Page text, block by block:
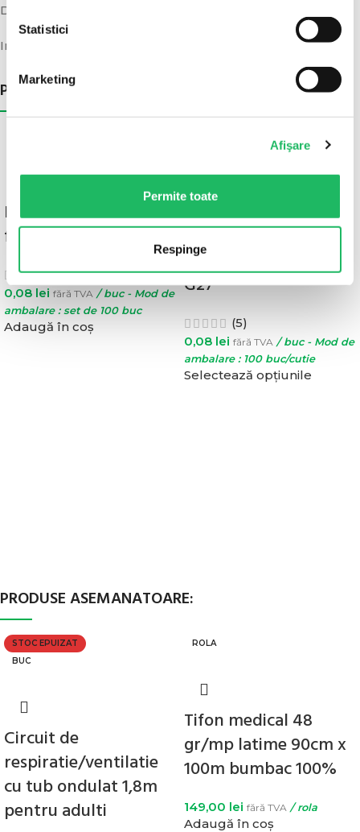
Statistici
Marketing
Afişare
Permite toate
Respinge
Din celuloză.
Importator: SC ALPHA NED 2000 EXIM SRL
POATE AI NEVOIE SI DE:
Botosi (cipici) de unica
folosinta
(4)
0,08 lei fără TVA / buc - Mod de
ambalare : set de 100 buc
Adaugă în coș
Ace seringa diverse
marimi G18, G20, G21,
G22, G23, G25, G26,
G27
(5)
0,08 lei fără TVA / buc - Mod de
ambalare : 100 buc/cutie
Selectează opțiunile
PRODUSE ASEMANATOARE:
STOC EPUIZAT
BUC
Circuit de
respiratie/ventilatie
cu tub ondulat 1,8m
pentru adulti
ROLA
Tifon medical 48
gr/mp latime 90cm x
100m bumbac 100%
149,00 lei fără TVA / rola
Adaugă în coș